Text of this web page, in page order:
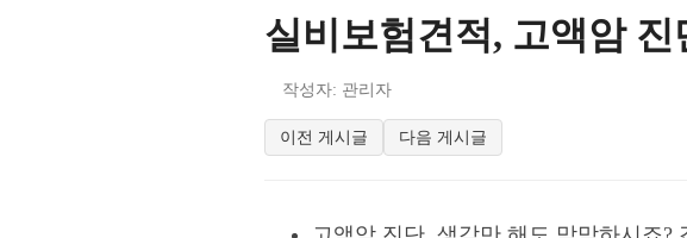
실비보험견적, 고액암
작성자: 관리자
이전 게시글 다음 게시글